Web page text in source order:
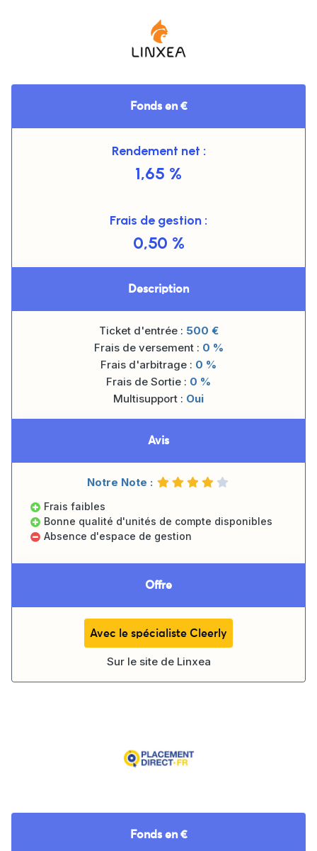
Fonds en €
Rendement net :
1,65 %
Frais de gestion :
0,50 %
Description
Ticket d'entrée : 500 €
Frais de versement : 0 %
Frais d'arbitrage : 0 %
Frais de Sortie : 0 %
Multisupport : Oui
Avis
Notre Note :
Frais faibles
Bonne qualité d'unités de compte disponibles
Absence d'espace de gestion
Offre
Avec le spécialiste Cleerly
Sur le site de Linxea
Fonds en €